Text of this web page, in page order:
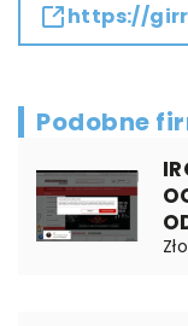
https://
Podobne